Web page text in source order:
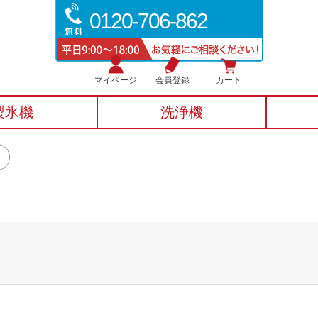
0120-706-862
マイページ 会員登録 カート
氷機 洗浄機